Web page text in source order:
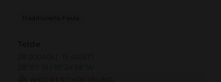
Traditionelle Feste
Telde